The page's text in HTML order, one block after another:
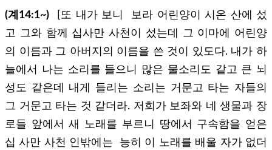
(계14:1~) [또 내가 보니 보라 어린양이 시온 산에 섰
고 그와 함께 십사만 사천이 섰는데 그 이마에 어린양
의 이름과 그 아버지의 이름을 쓴 것이 있도다. 내가 하
늘에서 나는 소리를 들으니 많은 물소리도 같고 큰 뇌
성도 같은데 내게 들리는 소리는 거문고 타는 자들의
그 거문고 타는 것 같더라. 저희가 보좌와 네 생물과 장
로들 앞에서 새 노래를 부르니 땅에서 구속함을 얻은
십 사만 사천 인밖에는 능히 이 노래를 배울 자가 없더